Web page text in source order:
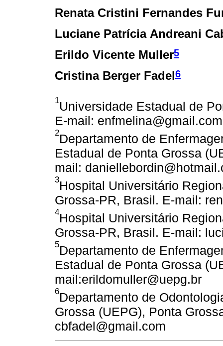
Renata Cristini Fernandes
Luciane Patrícia Andreani
Erildo Vicente Muller5
Cristina Berger Fadel6
1Universidade Estadual de
E-mail: enfmelina@gmail.com
2Departamento de
Estadual de Ponta Grossa
mail:
3Hospital Universitário
Grossa-PR, Brasil. E-mail:
4Hospital Universitário
Grossa-PR, Brasil. E-mail:
5Departamento de
Estadual de Ponta Grossa
mail:erildomuller@uepg.br
6Departamento de
Grossa (UEPG), Ponta
cbfadel@gmail.com